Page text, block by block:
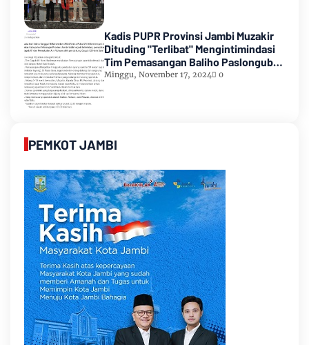
Kadis PUPR Provinsi Jambi Muzakir
Dituding "Terlibat" Mengintimindasi
Tim Pemasangan Baliho Paslongub
Romi-Sudirman
Minggu, November 17, 2024 0
PEMKOT JAMBI